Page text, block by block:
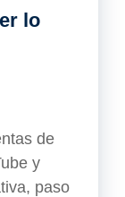
lo
de
y
paso